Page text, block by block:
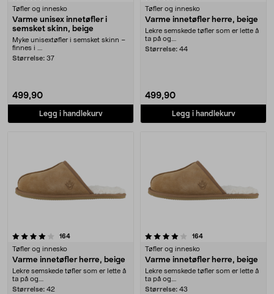
Tøfler og innesko
Varme unisex innetøfler i
semsket skinn, beige
Myke unisextøfler i semsket skinn –
finnes i ....
Størrelse: 37
499,90
Legg i handlekurv
Tøfler og innesko
Varme innetøfler herre, beige
Lekre semskede tøfler som er lette å
ta på og....
Størrelse: 44
499,90
Legg i handlekurv
164anmeldelser
Tøfler og innesko
Varme innetøfler herre, beige
Lekre semskede tøfler som er lette å
ta på og....
Størrelse: 42
4.0 av 5 stjerner 164anmeldelser
Tøfler og innesko
Varme innetøfler herre, beige
Lekre semskede tøfler som er lette å
ta på og....
Størrelse: 43